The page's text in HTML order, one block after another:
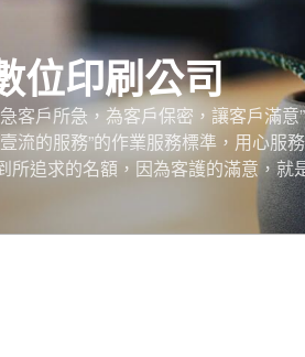
位印刷公司
客戶所急，為客戶保密，讓客戶滿
流的服務”的作業服務標準，用心
追求的名額，因為客護的滿意，就